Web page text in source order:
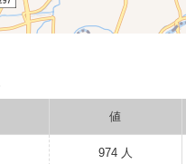
値
974 人